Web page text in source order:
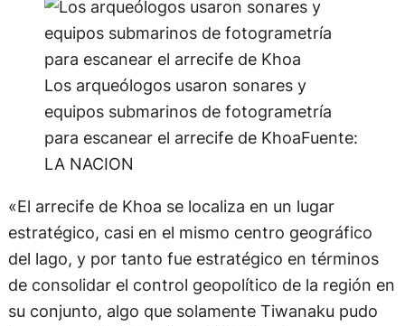
Los arqueólogos usaron sonares y
equipos submarinos de fotogrametría
para escanear el arrecife de KhoaFuente:
LA NACION
«El arrecife de Khoa se localiza en un lugar
estratégico, casi en el mismo centro geográfico
del lago, y por tanto fue estratégico en términos
de consolidar el control geopolítico de la región en
su conjunto, algo que solamente Tiwanaku pudo